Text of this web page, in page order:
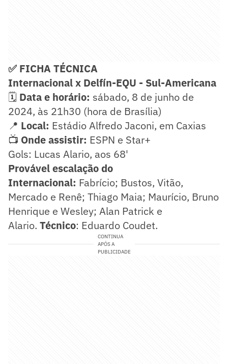
✅ FICHA TÉCNICA
Internacional x Delfín-EQU - Sul-Americana
🗓️ Data e horário: sábado, 8 de junho de
2024, às 21h30 (hora de Brasília)
📍 Local: Estádio Alfredo Jaconi, em Caxias
📺 Onde assistir: ESPN e Star+
Gols: Lucas Alario, aos 68'
Provável escalação do
Internacional: Fabrício; Bustos, Vitão,
Mercado e Renê; Thiago Maia; Maurício, Bruno
Henrique e Wesley; Alan Patrick e
Alario. Técnico: Eduardo Coudet.
CONTINUA
APÓS A
PUBLICIDADE